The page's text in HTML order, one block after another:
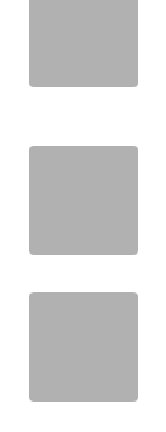
WN
PAPUA